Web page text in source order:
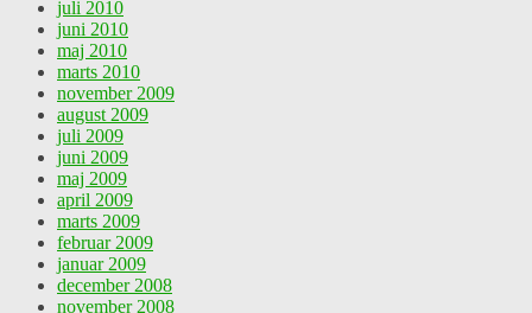
juli 2010
juni 2010
maj 2010
marts 2010
november 2009
august 2009
juli 2009
juni 2009
maj 2009
april 2009
marts 2009
februar 2009
januar 2009
december 2008
november 2008